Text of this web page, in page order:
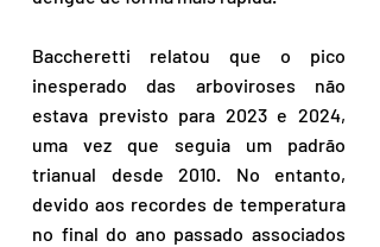
Baccheretti relatou que o pico
inesperado das arboviroses não
estava previsto para 2023 e 2024,
uma vez que seguia um padrão
trianual desde 2010. No entanto,
devido aos recordes de temperatura
no final do ano passado associados